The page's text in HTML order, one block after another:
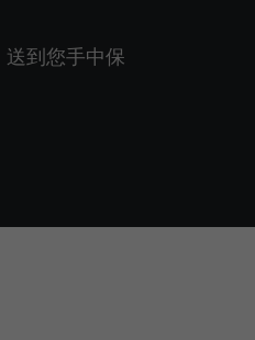
到您手中保